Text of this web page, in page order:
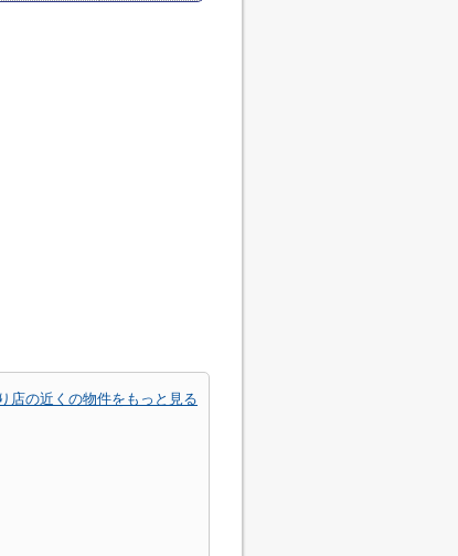
店の近くの物件をもっと見る